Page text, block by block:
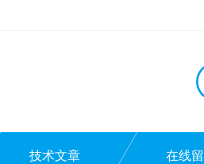
技术文章 在线